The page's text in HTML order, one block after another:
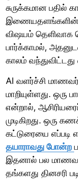
சுருக்கமான பதில்
இணையதளங்களின்
விஷயம் தெளிவாக
பார்க்காமல்,
காலம்
AI வளர்ச்சி
மாறியுள்ளது. ஒரு
என்றால்,
முடிகிறது. ஒரு
கட்டுரையை எப்படி
தயாராவது போன்ற
இதனால் பல
தங்களது தினசரி